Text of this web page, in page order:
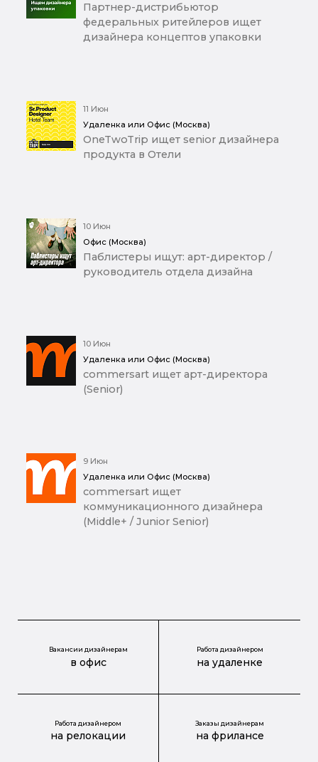
Партнер-дистрибьютор
федеральных ритейлеров ищет
дизайнера концептов упаковки
11 Июн
Удаленка или Офис (Москва)
OneTwoTrip ищет senior дизайнера
продукта в Отели
10 Июн
Офис (Москва)
Паблистеры ищут: арт-директор /
руководитель отдела дизайна
10 Июн
Удаленка или Офис (Москва)
commersart ищет арт-директора
(Senior)
9 Июн
Удаленка или Офис (Москва)
commersart ищет
коммуникационного дизайнера
(Middle+ / Junior Senior)
Вакансии дизайнерам
в офис
Работа дизайнером
на удаленке
Работа дизайнером
на релокации
Заказы дизайнерам
на фрилансе